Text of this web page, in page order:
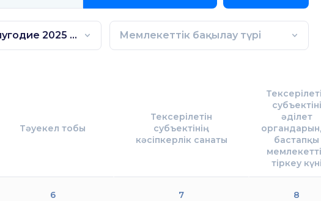
1 полугодие 2025 года Мемлекеттік бақылау түрі
Тәуекел тобы
Тексерілетін
субъектінің
кәсіпкерлік санаты
субъектіні
әділет
бастапқы
тіркеу
6 7 8